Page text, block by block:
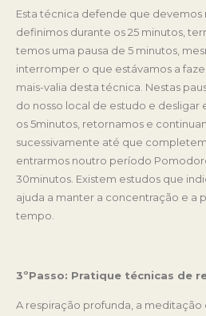
Esta técnica defende que devemos
definimos durante os 25 minutos,
temos uma pausa de 5 minutos,
interromper o que estávamos a
mais-valia desta técnica. Nestas
do nosso local de estudo e desligar
os 5minutos, retornamos e
sucessivamente até que
entrarmos noutro período
30minutos. Existem estudos que
ajuda a manter a concentração e a
tempo.
3ºPasso: Pratique técnicas de
A respiração profunda, a meditação